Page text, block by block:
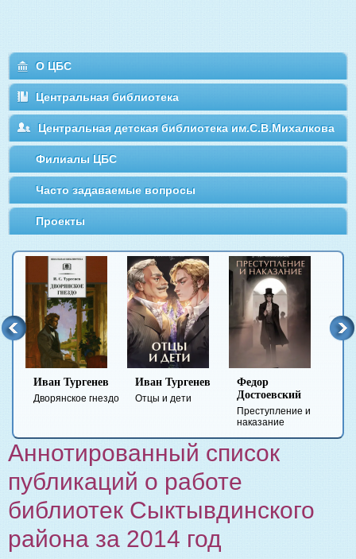
О ЦБС
Центральная библиотека
Центральная детская библиотека им.С.В.Михалкова
Филиалы ЦБС
Часто задаваемые вопросы
Проекты
Иван Тургенев
Дворянское гнездо
Иван Тургенев
Отцы и дети
Федор
Достоевский
Преступление и
наказание
Аннотированный список
публикаций о работе
библиотек Сыктывдинского
района за 2014 год